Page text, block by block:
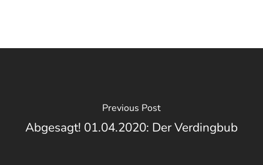
Previous Post
Abgesagt! 01.04.2020: Der Verdingbub